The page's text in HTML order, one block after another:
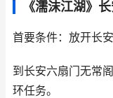
《濡沫江湖》
首要条件：放开长
到长安六扇门无常
环任务。